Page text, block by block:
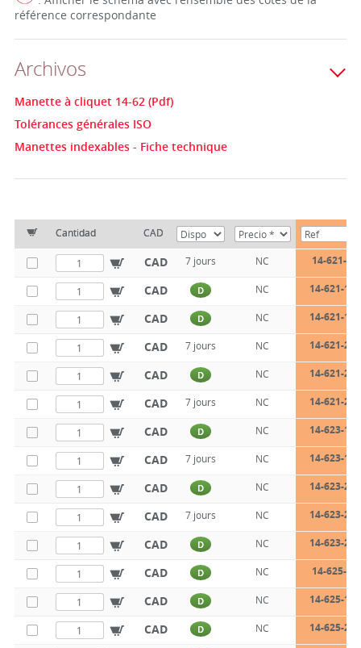
référence correspondante
Archivos
Manette à cliquet 14-62 (Pdf)
Tolérances générales ISO
Manettes indexables - Fiche technique
Cantidad CAD
CAD 7 jours NC 14-621-
CAD D NC 14-621-17-
CAD D NC 14-621-17-
CAD 7 jours NC 14-621-22-
CAD D NC 14-621-22-
CAD 7 jours NC 14-621-26-
CAD D NC 14-623-17-
CAD 7 jours NC 14-623-17-
CAD D NC 14-623-22-
CAD 7 jours NC 14-623-22-
CAD D NC 14-623-26-
CAD D NC 14-625-
CAD D NC 14-625-17-
CAD D NC 14-625-22-